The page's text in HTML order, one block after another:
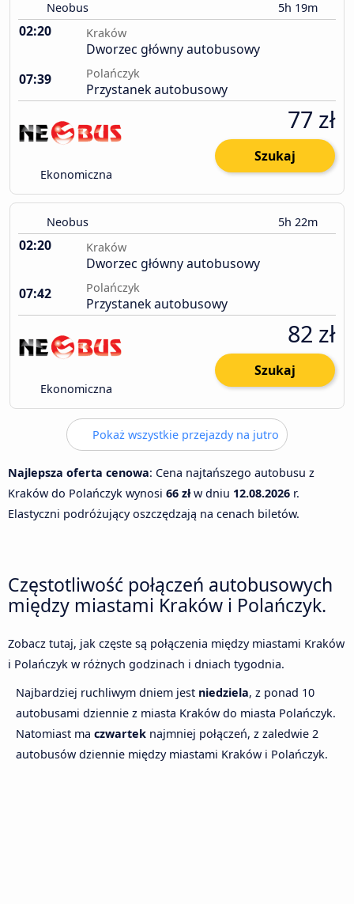
Neobus 5h 19m
02:20 Kraków
Dworzec główny autobusowy
07:39
Polańczyk
Przystanek autobusowy
Ekonomiczna
77 zł
Szukaj
Neobus 5h 22m
02:20 Kraków
Dworzec główny autobusowy
07:42
Polańczyk
Przystanek autobusowy
Ekonomiczna
82 zł
Szukaj
Pokaż wszystkie przejazdy na jutro
Najlepsza oferta cenowa: Cena najtańszego autobusu z
Kraków do Polańczyk wynosi 66 złw dniu 12.08.2026 r.
Elastyczni podróżujący oszczędzają na cenach biletów.
Częstotliwość połączeń autobusowych
między miastami Kraków i Polańczyk.
Zobacz tutaj, jak częste są połączenia między miastami Kraków
i Polańczyk w różnych godzinach i dniach tygodnia.
Najbardziej ruchliwym dniem jest niedziela, z ponad 10
autobusami dziennie z miasta Kraków do miasta Polańczyk.
Natomiast ma czwartek najmniej połączeń, z zaledwie 2
autobusów dziennie między miastami Kraków i Polańczyk.